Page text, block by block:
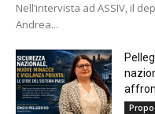
Nell’intervista ad ASSIV, il
Andrea...